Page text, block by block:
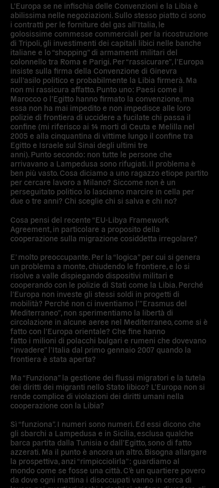
L’Europa se ne infischia delle Convenzioni e la Libia è
abilissima nelle negoziazioni. Sullo stesso piatto ci sono
i contratti per le forniture del gas all’Italia, le
golosissime commesse commerciali per la ricostruzione
di Tripoli, gli investimenti dei capitali libici nelle banche
italiane e lo “shopping” di armamenti militari del
colonnello tra Roma e Parigi. Per “rassicurare”, l’Europa
insiste sulla firma della Convenzione di Ginevra
sull’asilo politico e probabilmente la Libia firmerà. Ma
non mi rassicura affatto. Punto uno: Paesi come il
Marocco o l’Egitto hanno firmato la convenzione, ma
essa non ha mai impedito e non impedisce alle loro
polizie di frontiera di uccidere a fucilate chi passa il
confine (mi riferisco ai 14 morti di Ceuta e Melilla nel
2005 e alla cinquantina di vittime lungo il confine tra
Egitto e Israele sul Sinai degli ultimi tre
anni). Punto secondo: non tutte le persone che
arrivavano a Lampedusa sono rifugiati. Il problema è
ben più vasto. Cosa diciamo a uno ragazzo etiope partito
per cercare lavoro a Milano? Siccome non è un
perseguitato politico lo lasciamo marcire in cella per
due o tre anni? Chi sceglie chi si salva e chi no?
Cosa pensi del recente “EU-Libya Framework
Agreement, in particolare a proposito della
cooperazione sulla migrazione cosiddetta irregolare?
E’ molto preoccupante. Per la “logica” per cui si genera
un problema a monte, chiudendo le frontiere, e lo si
risolve a valle dispiegando dispositivi militari e
cooperando con le polizie di Stati come la Libia. Perché
l’Europa non investe gli stessi soldi in progetti di
mobilità? Perché non ci inventiamo l’”Erasmus del
Mediterraneo”, non sperimentiamo la libertà di
circolazione in alcune aeree nel Mediterraneo, come si è
fatto con l’Europa orientale? Che fine hanno
fatto i milioni di polacchi bulgari e rumeni che dovevano
“invadere” l’Italia dal primo gennaio 2007 quando la
frontiera è stata aperta?
Ma “Funziona” la gestione dei flussi migratori e la tutela
dei diritti dei migranti nello Stato libico? L’Europa non si
rende complice di violazioni dei diritti umani nella
cooperazione con la Libia?
Sì “funziona”. I numeri sono numeri. Ed essi dicono che
gli sbarchi a Lampedusa e in Sicilia, esclusa qualche
barca partita dalla Tunisia o dall’Egitto, sono di fatto
azzerati. Ma il punto è ancora un altro. Bisogna allargare
la prospettiva, anzi “rimpicciolirla”: guardiamo al
mondo come se fosse una città. C’è un quartiere povero
da dove ogni mattina i disoccupati vanno in cerca di